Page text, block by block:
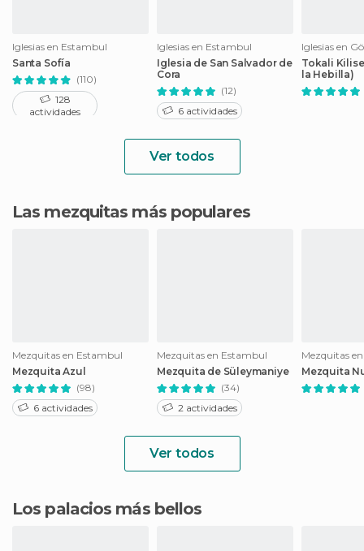
Iglesias en Estambul
Santa Sofía
(110)
128
actividades
Iglesias en Estambul
Iglesia de San Salvador de
Cora
(12)
6 actividades
Iglesias en
Tokali
la Hebilla)
Ver todos
Las mezquitas más populares
Mezquitas en Estambul
Mezquita Azul
(98)
6 actividades
Mezquitas en Estambul
Mezquita de Süleymaniye
(34)
2 actividades
Mezquitas
Mezquita
Ver todos
Los palacios más bellos